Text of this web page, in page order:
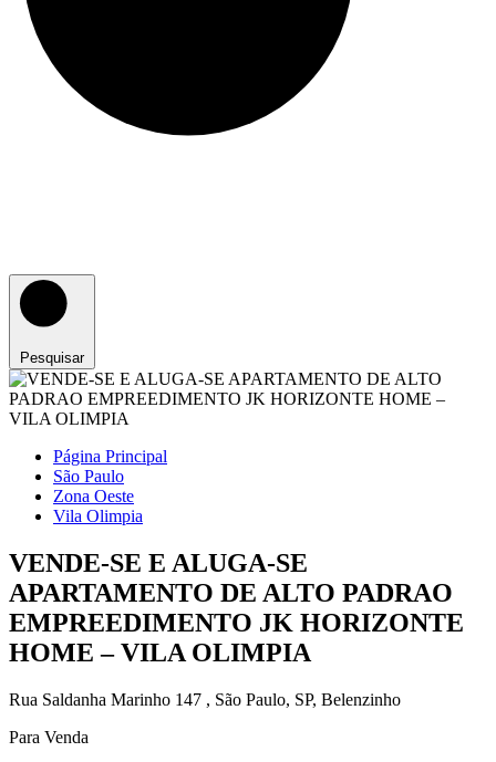
Pesquisar
Página Principal
São Paulo
Zona Oeste
Vila Olimpia
VENDE-SE E ALUGA-SE
APARTAMENTO DE ALTO PADRAO
EMPREEDIMENTO JK HORIZONTE
HOME – VILA OLIMPIA
Rua Saldanha Marinho 147 , São Paulo, SP, Belenzinho
Para Venda